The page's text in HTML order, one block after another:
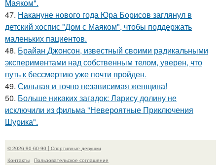
Маяком".
47. Накануне нового года Юра Борисов заглянул в
детский хоспис "Дом с Маяком", чтобы поддержать
маленьких пациентов.
48. Брайан Джонсон, известный своими радикальными
экспериментами над собственным телом, уверен, что
путь к бессмертию уже почти пройден.
49. Сильная и точно независимая женщина!
50. Больше никаких загадок: Ларису долину не
исключили из фильма "Невероятные Приключения
Шурика".
© 2026 90-60-90 | Спортивные девушки
Контакты
Пользовательское соглашение